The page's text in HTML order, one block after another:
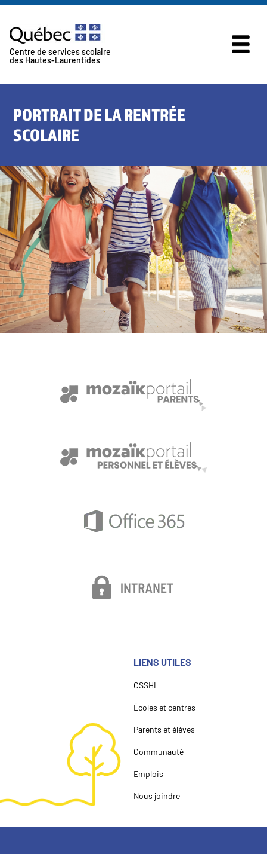
Centre de services scolaire
des Hautes-Laurentides
PORTRAIT DE LA RENTRÉE
SCOLAIRE
LIENS UTILES
CSSHL
Écoles et centres
Parents et élèves
Communauté
Emplois
Nous joindre